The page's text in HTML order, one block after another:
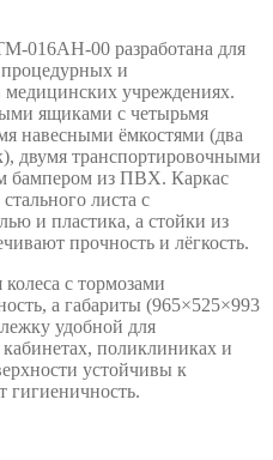
016AH-00 разработана для
и
учреждениях.
ящиками с четырьмя
навесными ёмкостями (два
двумя транспортировочными
бампером из ПВХ. Каркас
листа с
и пластика, а стойки из
прочность и лёгкость.
с тормозами
а габариты (965×525×993
удобной для
поликлиниках и
устойчивы к
гигиеничность.